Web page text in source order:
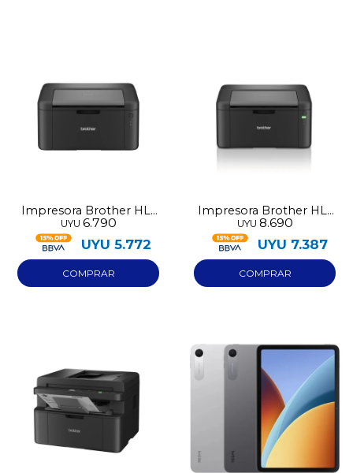
Impresora Brother HL-
1222
UYU 6.790
UYU 5.772
Impresora Brother HL-
1232W Wifi
UYU 8.690
UYU 7.387